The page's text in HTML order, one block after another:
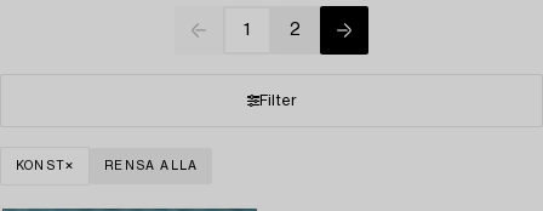
1 2
Filter
KONST RENSA ALLA